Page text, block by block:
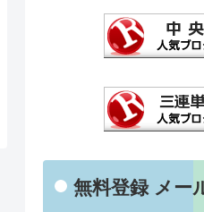
無料登録 メー